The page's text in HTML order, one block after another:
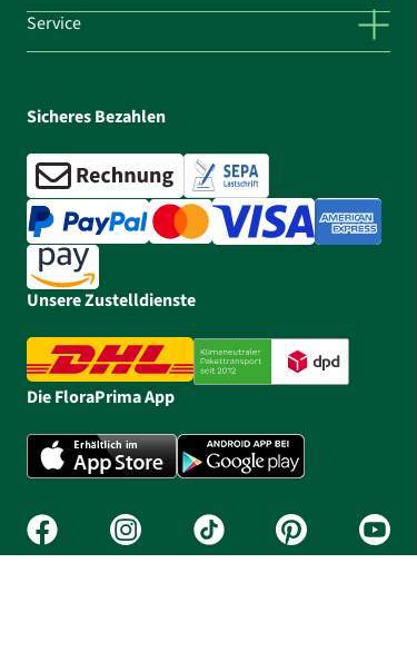
Service
Sicheres Bezahlen
Unsere Zustelldienste
Die FloraPrima App